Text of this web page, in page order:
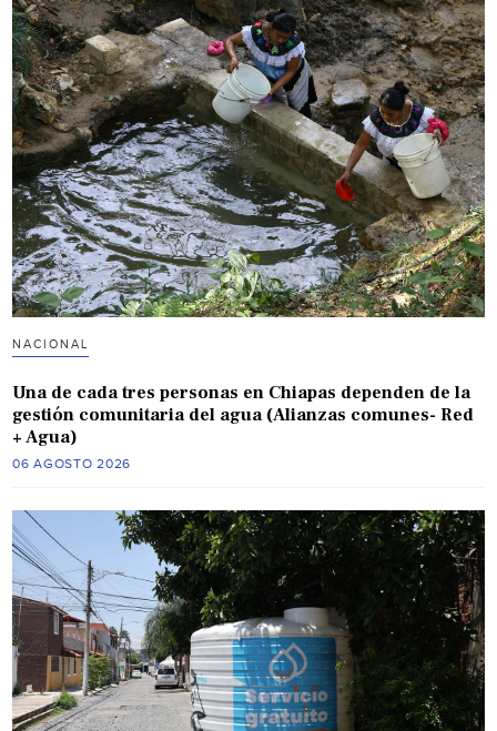
NACIONAL
Una de cada tres personas en Chiapas dependen de la
gestión comunitaria del agua (Alianzas comunes- Red
+ Agua)
06 AGOSTO 2026